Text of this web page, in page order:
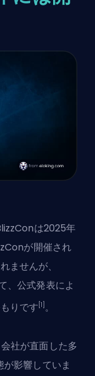
は2025年
が開催され
ませんが、
、公式発表によ
りです [1] 。
社が直面した多
が影響していま